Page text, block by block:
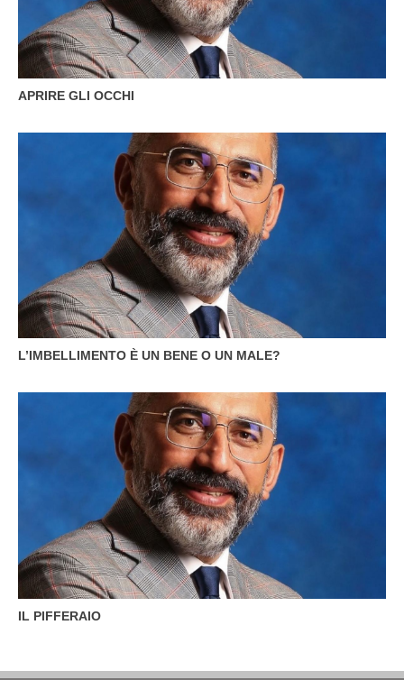
APRIRE GLI OCCHI
L’IMBELLIMENTO È UN BENE O UN MALE?
IL PIFFERAIO